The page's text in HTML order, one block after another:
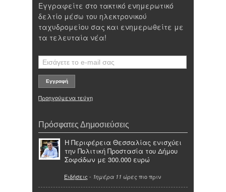
Εγγραφείτε στο τακτικό ενημερωτικό
δελτίο μέσω του ηλεκτρονικού
ταχυδρομείου σας και ενημερωθείτε με
τα τελευταία νέα!
Προηγούμενα τεύχη
Πρόσφατες Δημοσιεύσεις
Η Περιφέρεια Θεσσαλίας ενισχύει
την Πολιτική Προστασία του Δήμου
Σοφάδων με 300.000 ευρώ
Ειδήσεις - 1ημέρα 11 ώρες πιο πριν